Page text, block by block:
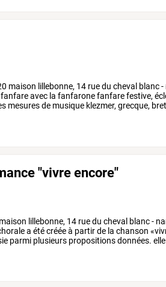
maison lillebonne, 14 ruedu cheval blanc-
fanfareavec la fanfaronefanfarefestive,
mesuresde musique klezmer, grecque,
"vivre encore"
maison lillebonne, 14 ruedu cheval blanc-
a étécrééeà partirde la chanson
parmi plusieurs propositionsdonnées. elle